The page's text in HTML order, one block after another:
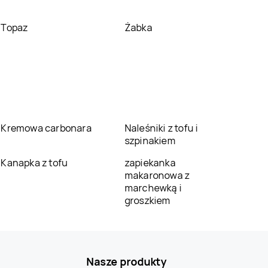
Topaz Żabka
Kremowa carbonara
Naleśniki z tofu i
szpinakiem
Kanapka z tofu
zapiekanka
makaronowa z
marchewką i
groszkiem
Nasze produkty